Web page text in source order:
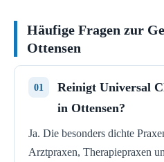
Häufige Fragen zur
Ottensen
Reinigt Universal
in Ottensen?
Ja. Die besonders dichte
Arztpraxen, Therapiepraxen